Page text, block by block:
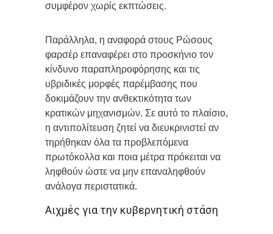
συμφέρον χωρίς εκπτώσεις.
Παράλληλα, η αναφορά στους Ρώσους
φαρσέρ επαναφέρει στο προσκήνιο τον
κίνδυνο παραπληροφόρησης και τις
υβριδικές μορφές παρέμβασης που
δοκιμάζουν την ανθεκτικότητα των
κρατικών μηχανισμών. Σε αυτό το πλαίσιο,
η αντιπολίτευση ζητεί να διευκρινιστεί αν
τηρήθηκαν όλα τα προβλεπόμενα
πρωτόκολλα και ποια μέτρα πρόκειται να
ληφθούν ώστε να μην επαναληφθούν
ανάλογα περιστατικά.
Αιχμές για την κυβερνητική στάση